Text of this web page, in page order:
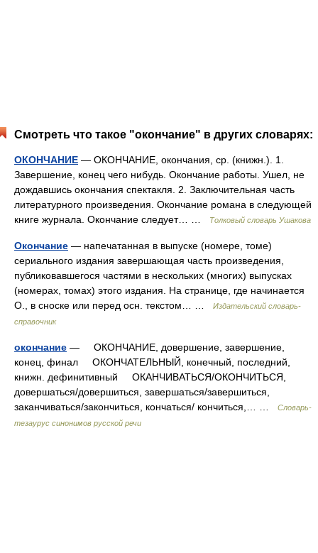
Смотреть что такое "окончание" в других словарях:
ОКОНЧАНИЕ — ОКОНЧАНИЕ, окончания, ср. (книжн.). 1.
Завершение, конец чего нибудь. Окончание работы. Ушел, не
дождавшись окончания спектакля. 2. Заключительная часть
литературного произведения. Окончание романа в следующей
книге журнала. Окончание следует… …
Толковый словарь Ушакова
Окончание — напечатанная в выпуске (номере, томе)
сериального издания завершающая часть произведения,
публиковавшегося частями в нескольких (многих) выпусках
(номерах, томах) этого издания. На странице, где начинается
О., в сноске или перед осн. текстом… …
Издательский словарь-
справочник
окончание — ОКОНЧАНИЕ, довершение, завершение,
конец, финал ОКОНЧАТЕЛЬНЫЙ, конечный, последний,
книжн. дефинитивный ОКАНЧИВАТЬСЯ/ОКОНЧИТЬСЯ,
довершаться/довершиться, завершаться/завершиться,
заканчиваться/закончиться, кончаться/ кончиться,… …
Словарь-
тезаурус синонимов русской речи